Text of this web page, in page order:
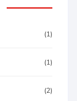
(1)
(1)
(2)